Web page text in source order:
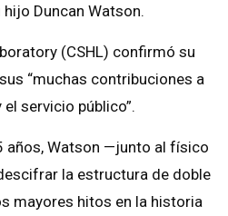
Duncan Watson.
(CSHL) confirmó su
“muchas contribuciones a
servicio público”.
años, Watson —junto al físico
la estructura de doble
mayores hitos en la historia